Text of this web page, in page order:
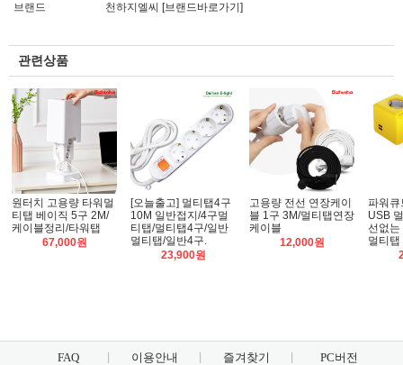
브랜드
천하지엘씨 [브랜드바로가기]
관련상품
원터치 고용량 타워멀
티탭 베이직 5구 2M/
케이블정리/타워탭
67,000원
[오늘출고] 멀티탭4구
10M 일반접지/4구멀
티탭/멀티탭4구/일반
멀티탭/일반4구.
23,900원
고용량 전선 연장케이
블 1구 3M/멀티탭연장
케이블
12,000원
파워큐
USB
선없는
멀티탭
FAQ 이용안내 즐겨찾기 PC버전